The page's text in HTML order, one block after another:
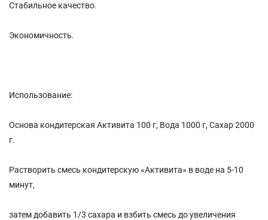
Стабильное качество.
Экономичность.
Использование:
Основа кондитерская Активита 100 г, Вода 1000 г, Сахар 2000
г.
Растворить смесь кондитерскую «Активита» в воде на 5-10
минут,
затем добавить 1/3 сахара и взбить смесь до увеличения